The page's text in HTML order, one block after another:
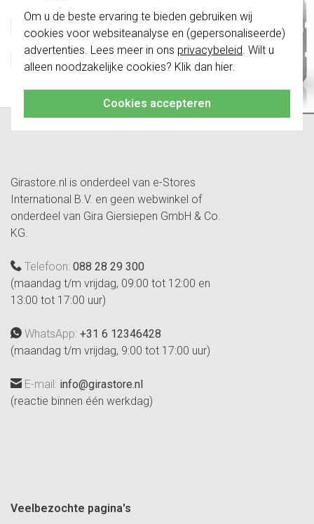
Om u de beste ervaring te bieden gebruiken wij
cookies voor websiteanalyse en (gepersonaliseerde)
advertenties. Lees meer in ons privacybeleid. Wilt u
alleen noodzakelijke cookies? Klik dan hier.
Cookies accepteren
Inbouw (stucwerk)
Girastore.nl is onderdeel van e-Stores
International B.V. en geen webwinkel of
onderdeel van Gira Giersiepen GmbH & Co.
KG.
Telefoon: 088 28 29 300
(maandag t/m vrijdag, 09:00 tot 12:00 en
13:00 tot 17:00 uur)
WhatsApp: +31 6 12346428
(maandag t/m vrijdag, 9:00 tot 17:00 uur)
E-mail: info@girastore.nl
(reactie binnen één werkdag)
Veelbezochte pagina's
schakelwippen zijn vernieuwd. Ze zijn
niette combineren met de schakelaars
van vóór augustus 2024.
Klik hiervoor meer informatie, zodat je